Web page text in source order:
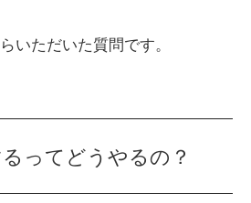
いただいた質問です。
ってどうやるの？